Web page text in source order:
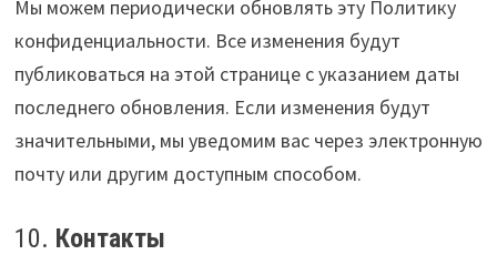
Мы можем периодически обновлять эту Политику
конфиденциальности. Все изменения будут
публиковаться на этой странице с указанием даты
последнего обновления. Если изменения будут
значительными, мы уведомим вас через электронную
почту или другим доступным способом.
10. Контакты